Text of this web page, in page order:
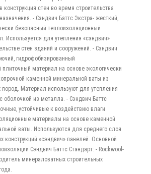
конструкция стен во время строительства
- Сэндвич Баттс Экстра- жесткий,
безопасный теплоизоляционный
Используется для утепления «сэндвич»
стен зданий и сооружений. - Сэндвич
гидрофобизированный
материал на основе экологически
каменной минеральной ваты из
пород. Материал используют для утепления
оболочкой из металла. - Сэндвич Баттс
устойчивые к воздействию влаги
материалы на основе каменной
ваты. Используются для среднего слоя
конструкций «сэндвич» панелей. Основной
Сэндвич Баттс Стандарт: - Rockwool-
минераловатных строительных